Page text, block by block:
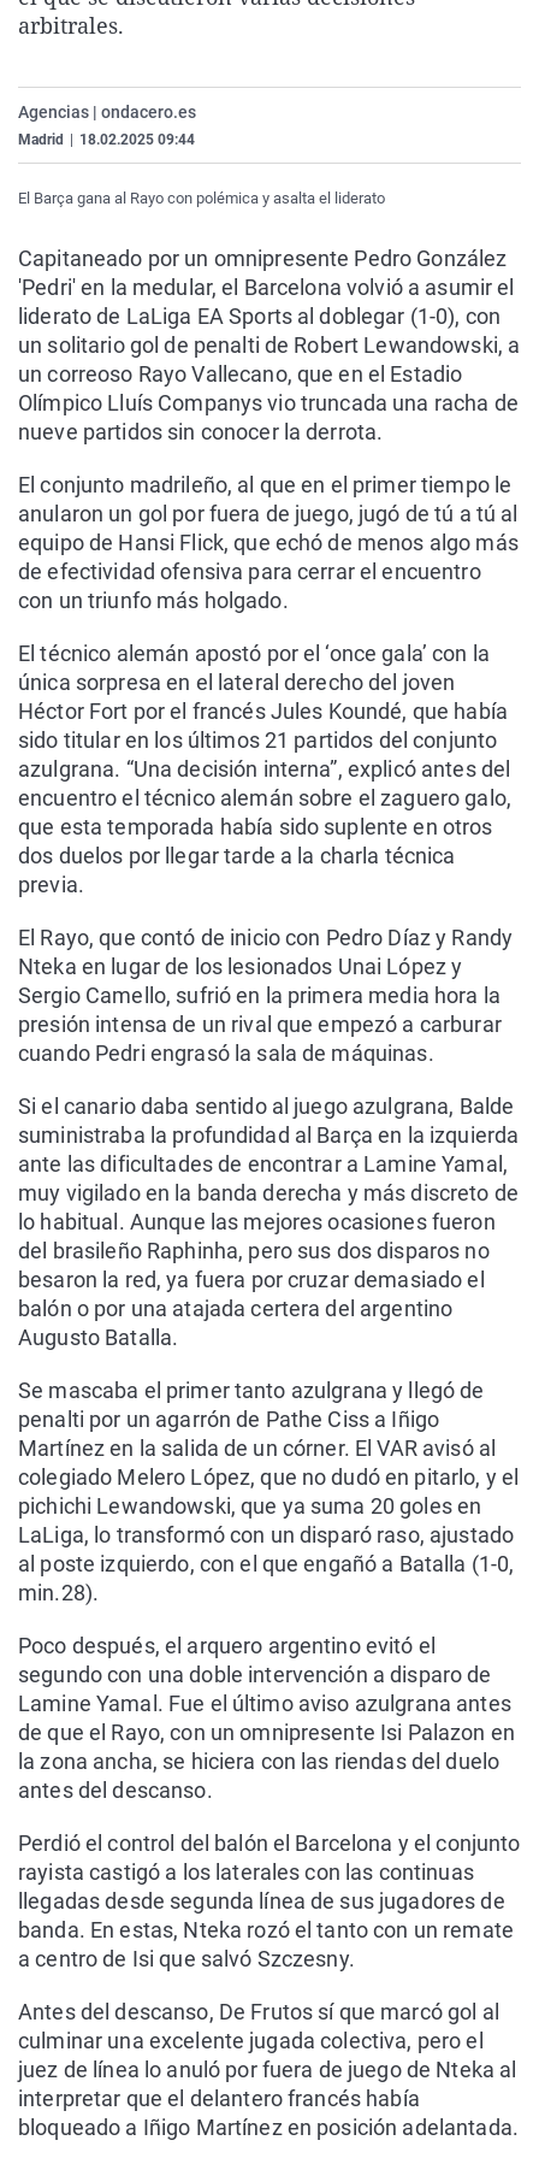
País Vasco
arbitrales.
Agencias | ondacero.es
Madrid 18.02.2025 09:44
El Barça gana al Rayo con polémica y asalta el liderato
Capitaneado por un omnipresente Pedro González
'Pedri' en la medular, el Barcelona volvió a asumir el
liderato de LaLiga EA Sports al doblegar (1-0), con
un solitario gol de penalti de Robert Lewandowski, a
un correoso Rayo Vallecano, que en el Estadio
Olímpico Lluís Companys vio truncada una racha de
nueve partidos sin conocer la derrota.
El conjunto madrileño, al que en el primer tiempo le
anularon un gol por fuera de juego, jugó de tú a tú al
equipo de Hansi Flick, que echó de menos algo más
de efectividad ofensiva para cerrar el encuentro
con un triunfo más holgado.
El técnico alemán apostó por el ‘once gala’ con la
única sorpresa en el lateral derecho del joven
Héctor Fort por el francés Jules Koundé, que había
sido titular en los últimos 21 partidos del conjunto
azulgrana. “Una decisión interna”, explicó antes del
encuentro el técnico alemán sobre el zaguero galo,
que esta temporada había sido suplente en otros
dos duelos por llegar tarde a la charla técnica
previa.
El Rayo, que contó de inicio con Pedro Díaz y Randy
Nteka en lugar de los lesionados Unai López y
Sergio Camello, sufrió en la primera media hora la
presión intensa de un rival que empezó a carburar
cuando Pedri engrasó la sala de máquinas.
Si el canario daba sentido al juego azulgrana, Balde
suministraba la profundidad al Barça en la izquierda
ante las dificultades de encontrar a Lamine Yamal,
muy vigilado en la banda derecha y más discreto de
lo habitual. Aunque las mejores ocasiones fueron
del brasileño Raphinha, pero sus dos disparos no
besaron la red, ya fuera por cruzar demasiado el
balón o por una atajada certera del argentino
Augusto Batalla.
Se mascaba el primer tanto azulgrana y llegó de
penalti por un agarrón de Pathe Ciss a Iñigo
Martínez en la salida de un córner. El VAR avisó al
colegiado Melero López, que no dudó en pitarlo, y el
pichichi Lewandowski, que ya suma 20 goles en
LaLiga, lo transformó con un disparó raso, ajustado
al poste izquierdo, con el que engañó a Batalla (1-0,
min.28).
Poco después, el arquero argentino evitó el
segundo con una doble intervención a disparo de
Lamine Yamal. Fue el último aviso azulgrana antes
de que el Rayo, con un omnipresente Isi Palazon en
la zona ancha, se hiciera con las riendas del duelo
antes del descanso.
Perdió el control del balón el Barcelona y el conjunto
rayista castigó a los laterales con las continuas
llegadas desde segunda línea de sus jugadores de
banda. En estas, Nteka rozó el tanto con un remate
a centro de Isi que salvó Szczesny.
Antes del descanso, De Frutos sí que marcó gol al
culminar una excelente jugada colectiva, pero el
juez de línea lo anuló por fuera de juego de Nteka al
interpretar que el delantero francés había
bloqueado a Iñigo Martínez en posición adelantada.